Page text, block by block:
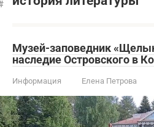
Музей-заповедник
наследие Островского в
Информация Елена Петрова